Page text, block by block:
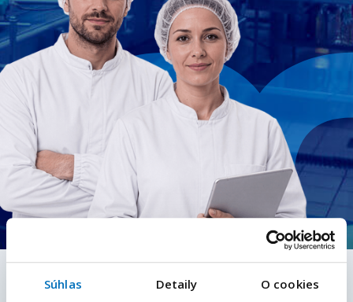
Súhlas Detaily O cookies
Vaszilyová Bernadeta